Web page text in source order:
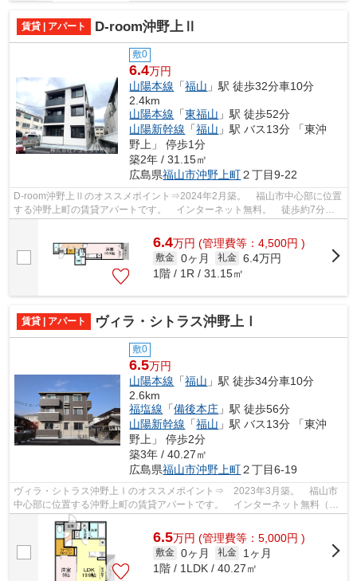
賃貸 | アパート D-room沖野上Ⅱ
敷0
6.4万円
山陽本線 「福山 」駅 徒歩32分車10分
2.4km
山陽本線 「東福山 」駅 徒歩52分
山陽新幹線 「福山 」駅 バス13分 「東沖
野上」 停歩1分
築2年 / 31.15㎡
広島県福山市沖野上町２丁目9-22
D-room沖野上Ⅱのオススメポイント⇒2024年2月築。 福山市中心部に位置
する沖野上町の賃貸アパートです。 インターネット無料。 徒歩約7分の
6.4万円 (管理費等：4,500円 )
敷金 0ヶ月 礼金 6.4万円
1階 / 1R / 31.15㎡
賃貸 | アパート ヴィラ・シトラス沖野上Ⅰ
敷0
6.5万円
山陽本線 「福山 」駅 徒歩34分車10分
2.6km
福塩線 「備後本庄 」駅 徒歩56分
山陽新幹線 「福山 」駅 バス13分 「東沖
野上」 停歩2分
築3年 / 40.27㎡
広島県福山市沖野上町２丁目6-19
ヴィラ・シトラス沖野上Ⅰのオススメポイント⇒ 2023年3月築。 福山市
中心部に位置する沖野上町の賃貸アパートです。 インターネット無料（Wi-
Fi対応）★ 徒歩約8分のところにスーパ...
6.5万円 (管理費等：5,000円 )
敷金 0ヶ月 礼金
1ヶ月
1階 / 1LDK / 40.27㎡